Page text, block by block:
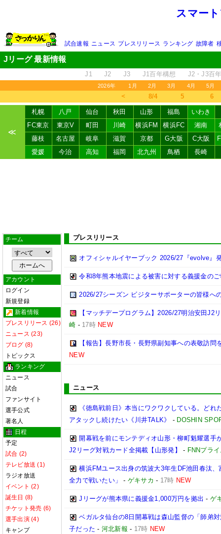
スマー
試合速報 ニュース プレスリリース ランキング 故障者
Jリーグ 最新情報
J1 J2 J3 J1百年構想 J2・J3百
2026年 1月 2月 3月 4月 5月
＜ 8/4 5 6
≪
札幌 八戸 仙台 秋田 山形 福島
いわき
FC東京
東京V 町田 川崎 横浜FM 横浜FC 湘南
藤枝
名古屋 岐阜 滋賀 京都 G大阪 C大阪
愛媛
今治 高知 福岡 北九州 鳥栖 長崎
チーム
アカウント
ログイン
新規登録
新着情報
プレスリリース (26)
ニュース (23)
ブログ (8)
トピックス
ランキング
ニュース
試合
ファンサイト
選手公式
著名人
日程
予定
試合 (2)
テレビ放送 (1)
ラジオ放送
イベント (2)
誕生日 (8)
チケット発売 (6)
選手出演 (4)
キャンプ
プレスリリース
オフィシャルイヤーブック 2026/27『evolve』
令和8年熊本地震による被害に対する義援金の
2026/27シーズン ビジターサポーターの皆様へ
【マッチデープログラム】2026/27明治安田J2
崎 - 17時 NEW
【報告】長野市長・長野県副知事への表敬訪問
NEW
ニュース
《徳島戦前日》本当にワクワクしている。ど
アタックし続けたい《川井TALK》
- DOSHIN
開幕戦を前にモンテディオ山形・柳町魁耀選手
J2リーグ対戦カード全掲載【山形発】
- FNNプラ
横浜FMユース出身の筑波大3年生DF池田春汰
全力で戦いたい」
- ゲキサカ - 17時 NEW
Jリーグが熊本県に義援金1,000万円を拠出 - ゲ
ベガルタ仙台の8日開幕戦は森山監督の「師弟
子だった - 河北新報 - 17時 NEW